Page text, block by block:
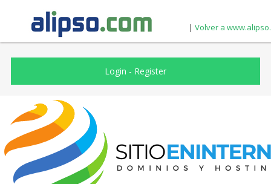
| Volver a
Login - Register